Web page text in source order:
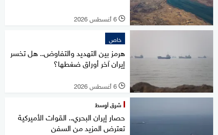
l 6 أغسطس 2026
خاص
هرمز بين التهديد والتفاوض.. هل تخسر
إيران آخر أوراق ضغطها؟
l 6 أغسطس 2026
شرق أوسط
حصار إيران البحري.. القوات الأميركية
تعترض المزيد من السفن